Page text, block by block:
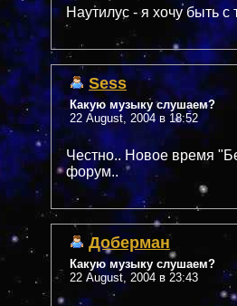
Наутилус - я хочу быть с
Sess
Какую музыку слушаем?
22 August, 2004 в 18:52
Честно.. Новое время
форум..
Доберман
Какую музыку слушаем?
22 August, 2004 в 23:43